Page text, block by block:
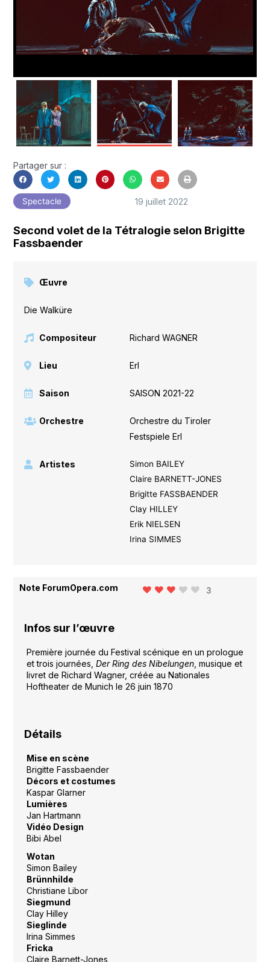
Partager sur :
Spectacle 19 juillet 2022
Second volet de la Tétralogie selon Brigitte
Fassbaender
Œuvre
Die Walküre
Compositeur Richard WAGNER
Lieu Erl
Saison SAISON 2021-22
Orchestre
Orchestre du Tiroler
Festspiele Erl
Artistes
Simon BAILEY
Claire BARNETT-JONES
Brigitte FASSBAENDER
Clay HILLEY
Erik NIELSEN
Irina SIMMES
Note ForumOpera.com 3
Infos sur l’œuvre
Première journée du Festival scénique en un prologue
et trois journées, Der Ring des Nibelungen, musique et
livret de Richard Wagner, créée au Nationales
Hoftheater de Munich le 26 juin 1870
Détails
Mise en scène
Brigitte Fassbaender
Décors et costumes
Kaspar Glarner
Lumières
Jan Hartmann
Vidéo Design
Bibi Abel
Wotan
Simon Bailey
Brünnhilde
Christiane Libor
Siegmund
Clay Hilley
Sieglinde
Irina Simmes
Fricka
Claire Barnett-Jones